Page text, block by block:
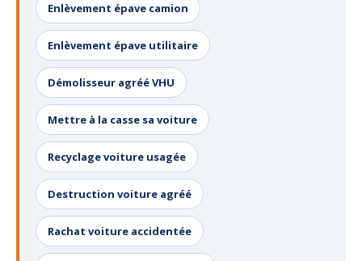
Enlèvement épave camion
Enlèvement épave utilitaire
Démolisseur agréé VHU
Mettre à la casse sa voiture
Recyclage voiture usagée
Destruction voiture agréé
Rachat voiture accidentée